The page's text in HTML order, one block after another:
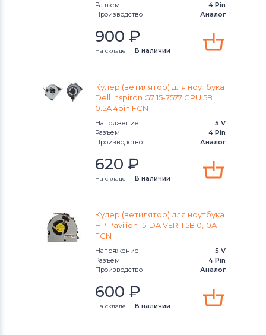
Разъем
4 Pin
Производство
Аналог
900 ₽
На складе В наличии
Кулер (ветилятор) для ноутбука
Dell Inspiron G7 15-7577 CPU 5В
0.5A 4pin FCN
Напряжение
5 V
Разъем
4 Pin
Производство
Аналог
620 ₽
На складе В наличии
Кулер (ветилятор) для ноутбука
HP Pavilion 15-DA VER-1 5В 0,10А
FCN
Напряжение
5 V
Разъем
4 Pin
Производство
Аналог
600 ₽
На складе В наличии